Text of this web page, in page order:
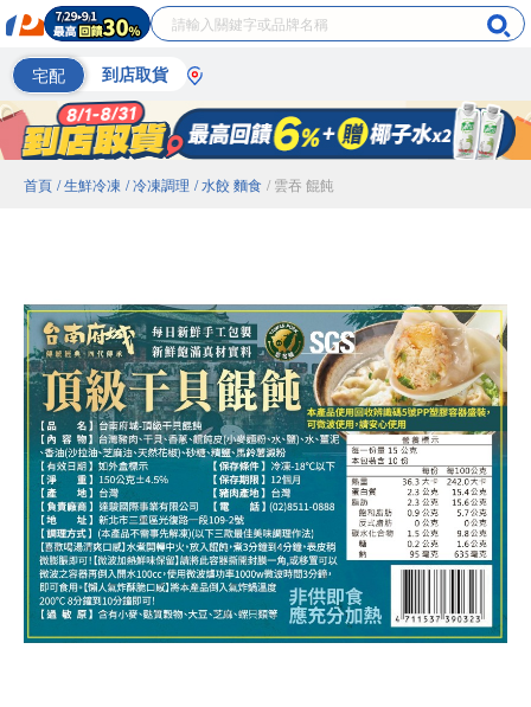
宅配 到店取貨
首頁 / 生鮮冷凍 / 冷凍調理 / 水餃 麵食 / 雲吞 餛飩